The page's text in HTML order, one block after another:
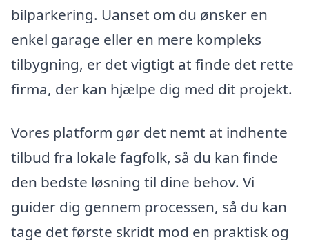
bilparkering. Uanset om du ønsker en
enkel garage eller en mere kompleks
tilbygning, er det vigtigt at finde det rette
firma, der kan hjælpe dig med dit projekt.
Vores platform gør det nemt at indhente
tilbud fra lokale fagfolk, så du kan finde
den bedste løsning til dine behov. Vi
guider dig gennem processen, så du kan
tage det første skridt mod en praktisk og